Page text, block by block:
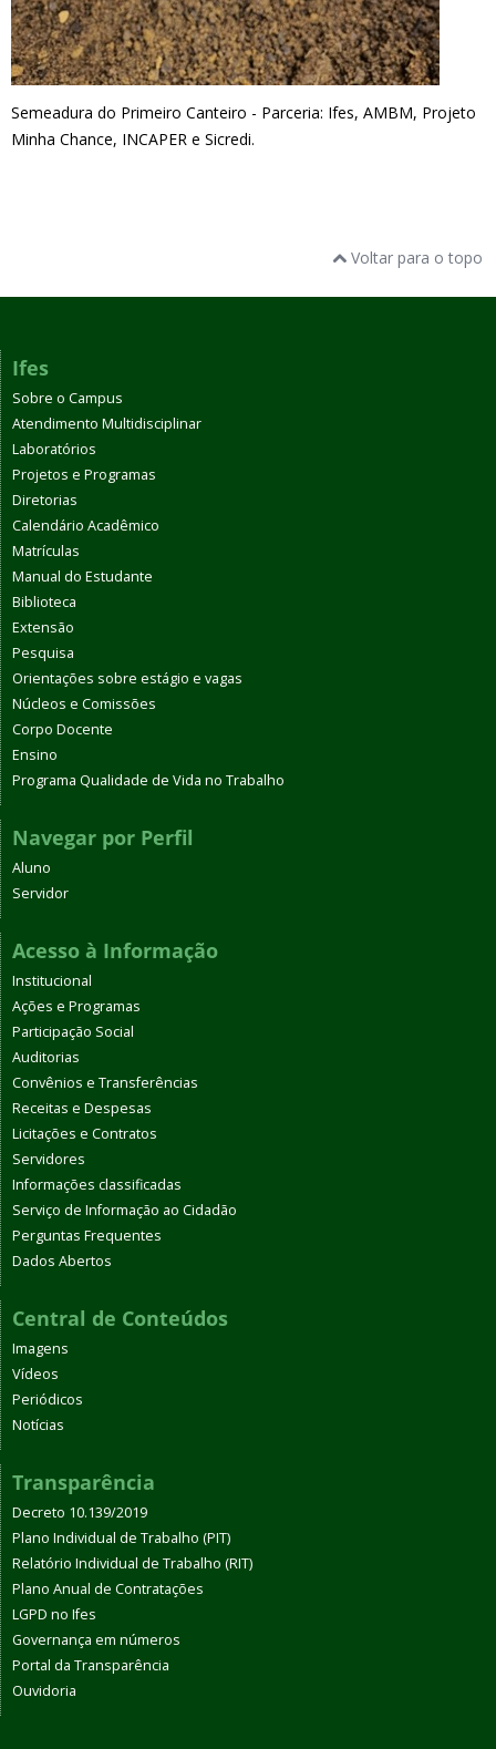
Semeadura do Primeiro Canteiro - Parceria: Ifes, AMBM, Projeto
Minha Chance, INCAPER e Sicredi.
Voltar para o topo
Ifes
Sobre o Campus
Atendimento Multidisciplinar
Laboratórios
Projetos e Programas
Diretorias
Calendário Acadêmico
Matrículas
Manual do Estudante
Biblioteca
Extensão
Pesquisa
Orientações sobre estágio e vagas
Núcleos e Comissões
Corpo Docente
Ensino
Programa Qualidade de Vida no Trabalho
Navegar por Perfil
Aluno
Servidor
Acesso à Informação
Institucional
Ações e Programas
Participação Social
Auditorias
Convênios e Transferências
Receitas e Despesas
Licitações e Contratos
Servidores
Informações classificadas
Serviço de Informação ao Cidadão
Perguntas Frequentes
Dados Abertos
Central de Conteúdos
Imagens
Vídeos
Periódicos
Notícias
Transparência
Decreto 10.139/2019
Plano Individual de Trabalho (PIT)
Relatório Individual de Trabalho (RIT)
Plano Anual de Contratações
LGPD no Ifes
Governança em números
Portal da Transparência
Ouvidoria